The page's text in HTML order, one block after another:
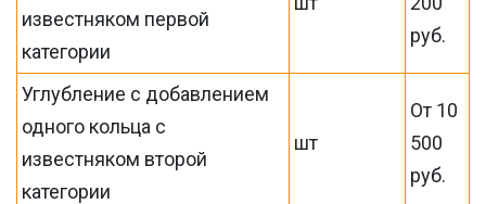
известняком первой
категории
руб.
Углубление с добавлением
одного кольца с
известняком второй
категории
шт
От 10
500
руб.